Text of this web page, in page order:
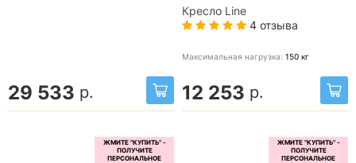
29 533 р.
Кресло Line
4 отзыва
Максимальная нагрузка: 150 кг
12 253 р.